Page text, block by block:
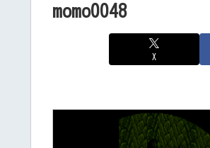
momo0048
X